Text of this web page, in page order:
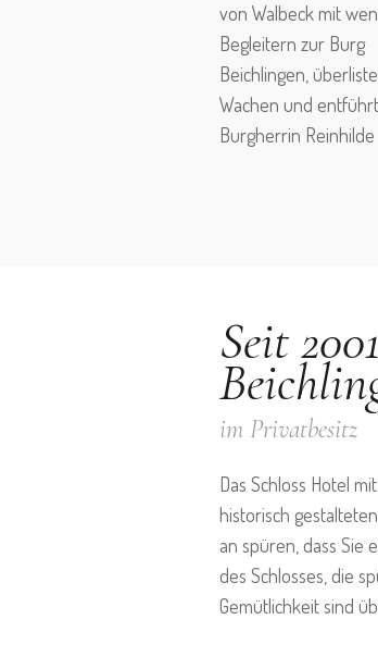
von Walbeck mit
Begleitern zur Burg
Beichlingen,
Wachen und
Burgherrin Reinhilde
Seit
im Privatbesitz
Das Schloss Hotel
historisch
an spüren, dass Sie
des Schlosses, die
Gemütlichkeit sind